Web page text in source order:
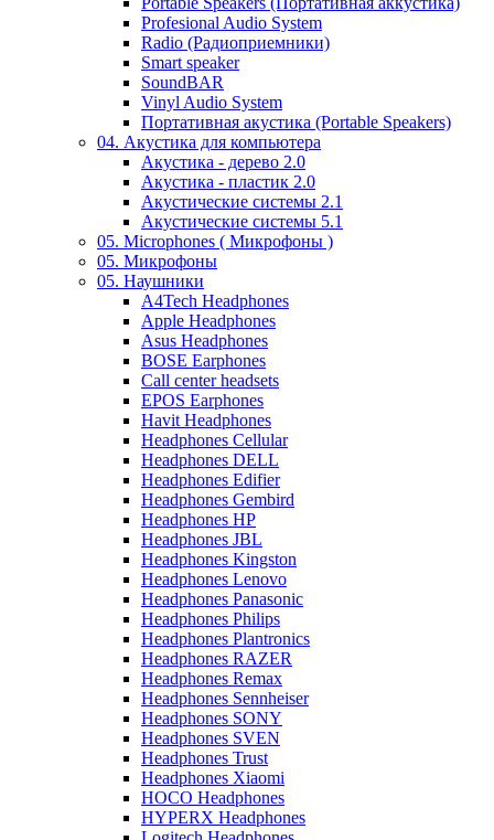
Profesional Audio System
Radio (Радиоприемники)
Smart speaker
SoundBAR
Vinyl Audio System
Портативная акустика (Portable Speakers)
04. Акустика для компьютера
Акустика - дерево 2.0
Акустика - пластик 2.0
Акустические системы 2.1
Акустические системы 5.1
05. Microphones ( Микрофоны )
05. Микрофоны
05. Наушники
A4Tech Headphones
Apple Headphones
Asus Headphones
BOSE Earphones
Call center headsets
EPOS Earphones
Havit Headphones
Headphones Cellular
Headphones DELL
Headphones Edifier
Headphones Gembird
Headphones HP
Headphones JBL
Headphones Kingston
Headphones Lenovo
Headphones Panasonic
Headphones Philips
Headphones Plantronics
Headphones RAZER
Headphones Remax
Headphones Sennheiser
Headphones SONY
Headphones SVEN
Headphones Trust
Headphones Xiaomi
HOCO Headphones
HYPERX Headphones